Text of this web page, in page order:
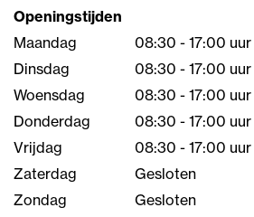
Openingstijden
Maandag
08:30 - 17:00 uur
Dinsdag
08:30 - 17:00 uur
Woensdag
08:30 - 17:00 uur
Donderdag
08:30 - 17:00 uur
Vrijdag
08:30 - 17:00 uur
Zaterdag
Gesloten
Zondag
Gesloten